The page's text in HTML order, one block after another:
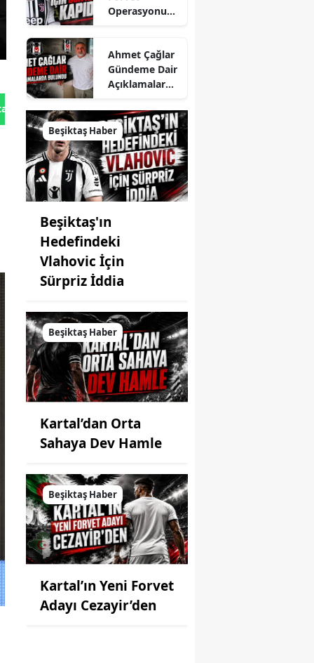
Gönder
Operasyonund
Kapıda...
Ahmet Çağlar
Gündeme Dair
Açıklamalarda
Beşiktaş Haber
Beşiktaş'ın
Hedefindeki
Vlahovic İçin
Sürpriz İddia
Beşiktaş Haber
Kartal’dan Orta
Sahaya Dev Hamle
Beşiktaş Haber
Kartal’ın Yeni Forvet
Adayı Cezayir’den